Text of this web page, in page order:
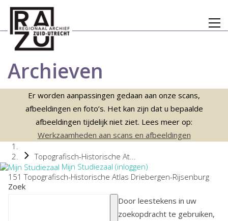
Archieven
Er worden aanpassingen gedaan aan onze scans,
afbeeldingen en foto’s. Het kan zijn dat u bepaalde
afbeeldingen tijdelijk niet ziet. Lees meer op:
Werkzaamheden aan scans en afbeeldingen
Topografisch-Historische At...
Mijn Studiezaal (inloggen)
151 Topografisch-Historische Atlas Driebergen-Rijsenburg
Zoek
Door leestekens in uw
zoekopdracht te gebruiken,